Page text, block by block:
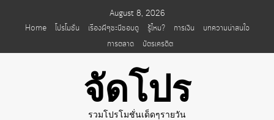
August 8, 2026
Home
โปรโมชั่น เรื่องผีๆชะนีชอบดู รู้ไหม? การเงิน
บทความน่าสนใจ
การตลาด
บัตรเครดิต
จัดโปร
รวมโปรโมชั่นเด็ดๆรายวัน